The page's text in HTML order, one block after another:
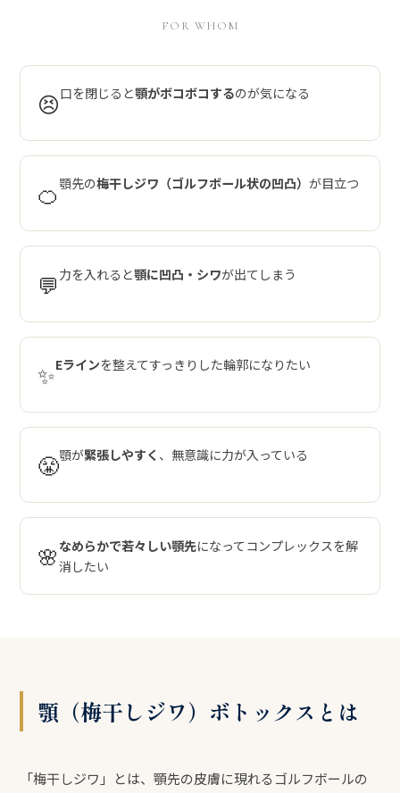
FOR WHOM
😣口を閉じると顎がボコボコするのが気になる
🍊顎先の梅干しジワ（ゴルフボール状の凹凸）が目立つ
💬 力を入れると顎に凹凸・シワが出てしまう
✨Eラインを整えてすっきりした輪郭になりたい
😤顎が緊張しやすく 、無意識に力が入っている
🌸 なめらかで若々しい顎先になってコンプレックスを解
消したい
顎（梅干しジワ）ボトックスとは
「梅干しジワ」とは、顎先の皮膚に現れるゴルフボールの